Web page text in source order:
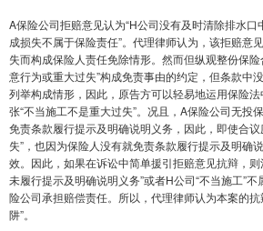
A保险公司拒赔意见认为“H公司没有及时清除排水
成损失不属于保险责任”。代理律师认为，该拒赔意
失而构成保险人责任免除情形。然而但纵观整份保
意行为或重大过失”构成免责事由的约定，但条款中
列举构成情形，因此，原告方可以轻易地运用保险法
张“不当施工不是重大过失”。况且，A保险公司无投
免责条款履行提示及明确说明义务，因此，即使合
失”，也因为保险人没有就免责条款履行提示及明确
效。因此，如果在诉讼中简单援引拒赔意见抗辩，
未履行提示及明确说明义务”或者H公司“不当施工”不
险公司承担赔偿责任。所以，代理律师认为本案的
阱”。